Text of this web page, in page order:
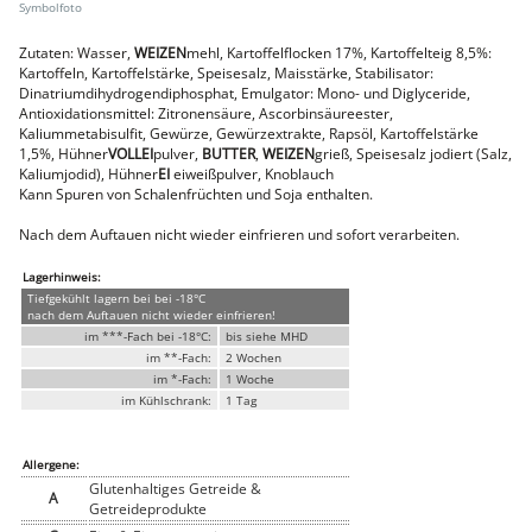
Faschiertes
DELUXE SCHWEIN
STEAKS
DELUXE Rind
Steaks vom SCHWEIN
Nemetz-Menü
Wurstwaren
Aufschnittwurst
Leberkäse
Würstel
Mini-Würstel
Schinken
Selchwaren
Schinken
Putenschinken
Meeresfrüchte
Fisch
Konserven
Zutaten: Wasser,WEIZENmehl, Kartoffelflocken 17%, Kartoffelteig 8,5%:
Kartoffeln, Kartoffelstärke, Speisesalz, Maisstärke, Stabilisator:
Dinatriumdihydrogendiphosphat, Emulgator: Mono- und Diglyceride,
Antioxidationsmittel: Zitronensäure, Ascorbinsäureester,
Kaliummetabisulfit, Gewürze, Gewürzextrakte, Rapsöl, Kartoffelstärke
1,5%, HühnerVOLLEIpulver, BUTTER,WEIZENgrieß, Speisesalz jodiert (Salz,
Kaliumjodid), HühnerEIeiweißpulver, Knoblauch
Kann Spuren von Schalenfrüchten und Soja enthalten.
Nach dem Auftauen nicht wieder einfrieren und sofort verarbeiten.
Lagerhinweis:
Tiefgekühlt lagern bei bei -18°C
nach dem Auftauen nicht wieder einfrieren!
im ***-Fach bei -18°C:
bis siehe MHD
im **-Fach:
2 Wochen
im *-Fach:
1 Woche
im Kühlschrank:
1 Tag
Allergene:
A
Glutenhaltiges Getreide &
Getreideprodukte